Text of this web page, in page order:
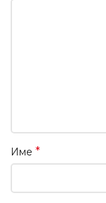
Име *